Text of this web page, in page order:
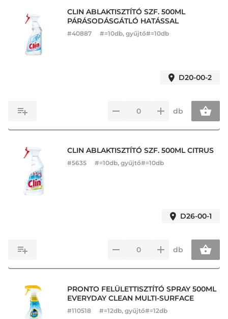
CLIN ABLAKTISZTÍTÓ SZF. 500ML
PÁRÁSODÁSGÁTLÓ HATÁSSAL
#40887 #=10db, gyűjtő#=10db
D20-00-2
db
CLIN ABLAKTISZTÍTÓ SZF. 500ML CITRUS
#5635 #=10db, gyűjtő#=10db
D26-00-1
db
PRONTO FELÜLETTISZTÍTÓ SPRAY 500ML
EVERYDAY CLEAN MULTI-SURFACE
#110518 #=12db, gyűjtő#=12db